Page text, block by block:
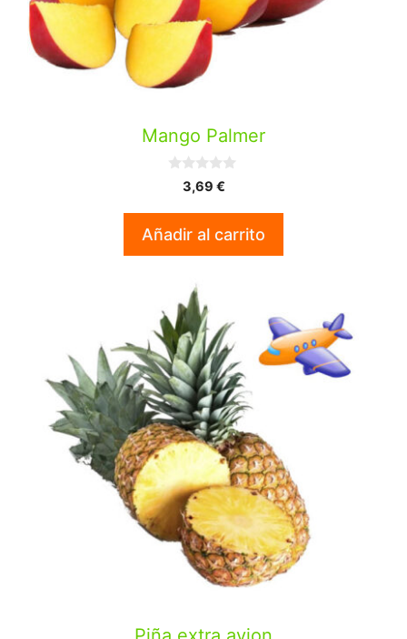
Mango Palmer
3,69 €
Añadir al carrito